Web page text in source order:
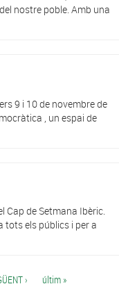
nostre poble. Amb una
9 i 10 de novembre de
, un espai de
Cap de Setmana Ibèric.
tots els públics i per a
› últim »